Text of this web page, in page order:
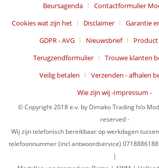
Beursagenda
Contactformulier
Cookies wat zijn het
Disclaimer
Garantie
GDPR - AVG
Nieuwsbrief
Terugzendformulier
Trouwe klanten
Veilig betalen
Verzenden - afhalen
Wie zijn wij -Impressum -
© Copyright 2018 e.v. by Dimako Trading h/o
reserved -
Wij zijn telefonisch bereikbaar op werkdagen
telefoonnummer (incl antwoordservice)
|